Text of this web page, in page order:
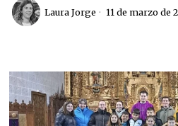
Laura Jorge 11 de marzo de